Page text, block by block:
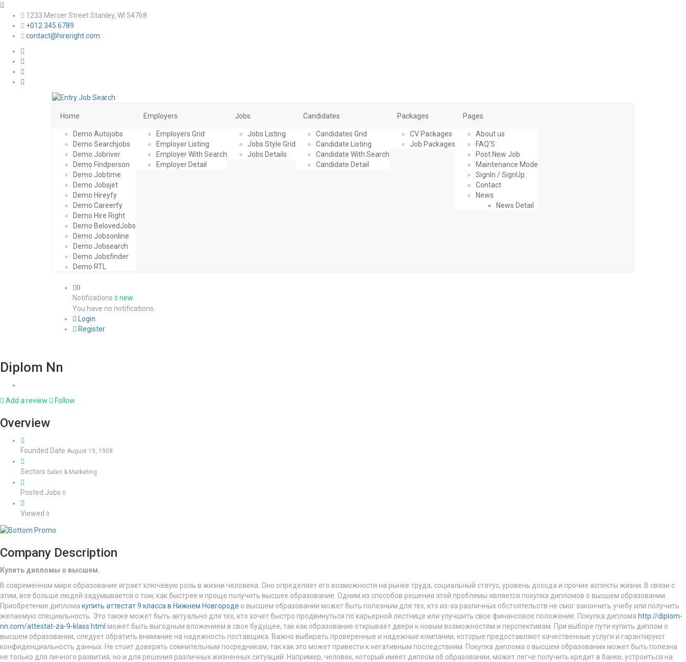
1233 Mercer Street Stanley, WI 54768
+012 345 6789
contact@hireright.com
Home
Demo Autojobs
Demo Searchjobs
Demo Jobriver
Demo Findperson
Demo Jobtime
Demo Jobsjet
Demo Hireyfy
Demo Careerfy
Demo Hire Right
Demo BelovedJobs
Demo Jobsonline
Demo Jobsearch
Demo Jobsfinder
Demo RTL
Employers
Employers Grid
Employer Listing
Employer With Search
Employer Detail
Jobs
Jobs Listing
Jobs Style Grid
Jobs Details
Candidates
Candidates Grid
Candidate Listing
Candidate With Search
Candidate Detail
Packages
CV Packages
Job Packages
Pages
About us
FAQ’S
Post New Job
Maintenance Mode
SignIn / SignUp
Contact
News
News Detail
0
Notifications 0 new
You have no notifications.
Login
Register
Diplom Nn
Add a review Follow
Overview
Founded Date August 19, 1908
Sectors Sales & Marketing
Posted Jobs 0
Viewed 9
Company Description
Купить дипломы о высшем.
В современном мире образование играет ключевую роль в жизни человека. Оно определяет его возможности на рынке труда, социальный статус, уровень дохода и прочие аспекты жизни. В связи с
этим, все больше людей задумывается о том, как быстрее и проще получить высшее образование. Одним из способов решения этой проблемы является покупка дипломов о высшем образовании.
Приобретение диплома купить аттестат 9 класса в Нижнем Новгороде о высшем образовании может быть полезным для тех, кто из-за различных обстоятельств не смог закончить учебу или получить
желаемую специальность. Это также может быть актуально для тех, кто хочет быстро продвинуться по карьерной лестнице или улучшить свое финансовое положение. Покупка диплома http://diplom-
nn.com/attestat-za-9-klass.html может быть выгодным вложением в свое будущее, так как образование открывает двери к новым возможностям и перспективам. При выборе пути купить диплом о
высшем образовании, следует обратить внимание на надежность поставщика. Важно выбирать проверенные и надежные компании, которые предоставляют качественные услуги и гарантируют
конфиденциальность данных. Не стоит доверять сомнительным посредникам, так как это может привести к негативным последствиям. Покупка диплома о высшем образовании может быть полезна
не только для личного развития, но и для решения различных жизненных ситуаций. Например, человек, который имеет диплом об образовании, может легче получить кредит в банке, устроиться на